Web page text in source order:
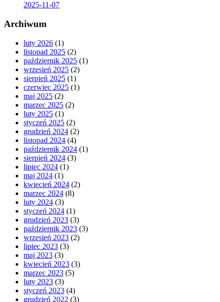
2025-11-07
Archiwum
luty 2026 (1)
listopad 2025 (2)
październik 2025 (1)
wrzesień 2025 (2)
sierpień 2025 (1)
czerwiec 2025 (1)
maj 2025 (2)
marzec 2025 (2)
luty 2025 (1)
styczeń 2025 (2)
grudzień 2024 (2)
listopad 2024 (4)
październik 2024 (1)
sierpień 2024 (3)
lipiec 2024 (1)
maj 2024 (1)
kwiecień 2024 (2)
marzec 2024 (8)
luty 2024 (3)
styczeń 2024 (1)
grudzień 2023 (3)
październik 2023 (3)
wrzesień 2023 (2)
lipiec 2023 (3)
maj 2023 (3)
kwiecień 2023 (3)
marzec 2023 (5)
luty 2023 (3)
styczeń 2023 (4)
grudzień 2022 (3)